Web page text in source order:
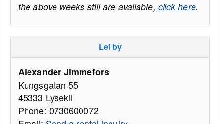
the above weeks still are available, click here.
Let by
Alexander Jimmefors
Kungsgatan 55
45333 Lysekil
Phone: 0730600072